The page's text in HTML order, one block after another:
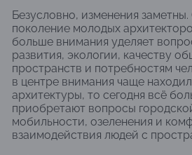
Безусловно, изменения
поколение молодых
больше внимания уделяет
развития, экологии, качеству
пространств и потребностям
в центре внимания чаще
архитектуры, то сегодня всё
приобретают вопросы
мобильности, озеленения и
взаимодействия людей с